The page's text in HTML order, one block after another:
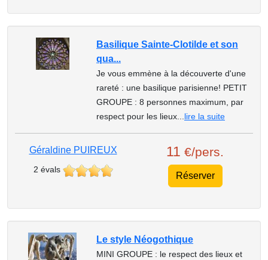
Basilique Sainte-Clotilde et son
qua...
Je vous emmène à la découverte d'une
rareté : une basilique parisienne! PETIT
GROUPE : 8 personnes maximum, par
respect pour les lieux...lire la suite
Géraldine PUIREUX
2 évals
11 €/pers.
Réserver
Le style Néogothique
MINI GROUPE : le respect des lieux et